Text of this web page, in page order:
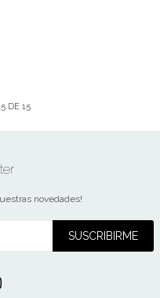
DE 15
novedades!
SUSCRIBIRME